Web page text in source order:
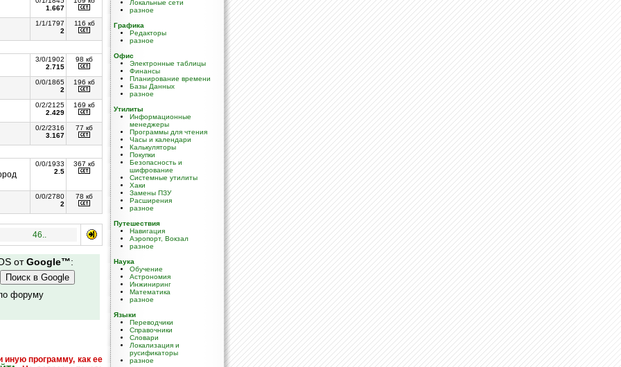
1.667
1/1/1797
2
116 кб
3/0/1902
2.715
98 кб
0/0/1865
2
196 кб
0/2/2125
2.429
169 кб
0/2/2316
3.167
77 кб
0/0/1933
2.5
367 кб
0/0/2780
2
78 кб
46..
отGoogle™:
форуму
иную программу, как ее
Локальные сети
разное
Графика
Редакторы
разное
Офис
Электронные таблицы
Финансы
Планирование времени
Базы Данных
разное
Утилиты
Информационные
менеджеры
Программы для чтения
Часы и календари
Калькуляторы
Покупки
Безопасность и
шифрование
Системные утилиты
Хаки
Замены ПЗУ
Расширения
разное
Путешествия
Навигация
Аэропорт, Вокзал
разное
Наука
Обучение
Астрономия
Инжиниринг
Математика
разное
Языки
Переводчики
Справочники
Словари
Локализация и
русификаторы
разное